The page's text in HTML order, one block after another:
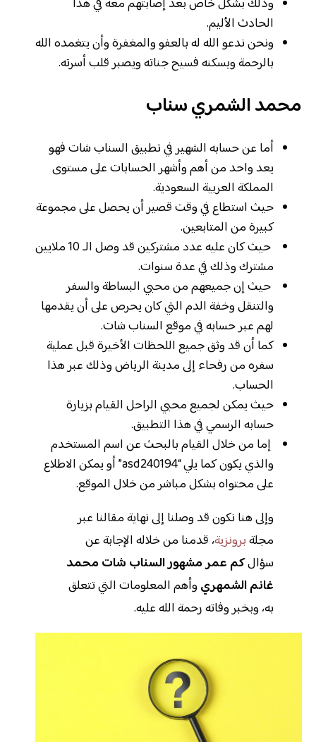
وذلك بشكل خاص بعد إصابتهم معه في هذا
الحادث الأليم.
ونحن ندعو الله له بالعفو والمغفرة وأن يتغمده الله
بالرحمة ويسكنه فسيح جناته ويصبر قلب أسرته.
محمد الشمري سناب
أما عن حسابه الشهير في تطبيق السناب شات فهو
يعد واحد من أهم وأشهر الحسابات على مستوى
المملكة العربية السعودية.
حيث استطاع في وقت قصير أن يحصل على مجموعة
كبيرة من المتابعين.
حيث كان عليه عدد مشتركين قد وصل الـ 10 ملايين
مشترك وذلك في عدة سنوات.
حيث إن جميعهم من محبي البساطة والسفر
والتنقل وخفة الدم التي كان يحرص على أن يقدمها
لهم عبر حسابه في موقع السناب شات.
كما أن قد وثق جميع اللحظات الأخيرة قبل عملية
سفره من رفحاء إلى مدينة الرياض وذلك عبر هذا
الحساب.
حيث يمكن لجميع محبي الراحل القيام بزيارة
حسابه الرسمي في هذا التطبيق.
إما من خلال القيام بالبحث عن اسم المستخدم
والذي يكون كما يلي “asd240194” أو يمكن الاطلاع
على محتواه بشكل مباشر من خلال الموقع.
وإلى هنا نكون قد وصلنا إلى نهاية مقالنا عبر
مجلةبرونزية، قدمنا من خلاله الإجابة عن
سؤالكم عمر مشهور السناب شات محمد
غانم الشمهري وأهم المعلومات التي تتعلق
به، وبخبر وفاته رحمة الله عليه.